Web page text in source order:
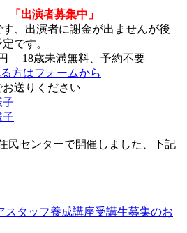
出演者募集中」
、出演者に謝金が出ませんが後
です。
18歳未満無料、予約不要
方はフォームから
送りください
子
子
民センターで開催しました、下記
スタッフ養成講座受講生募集のお